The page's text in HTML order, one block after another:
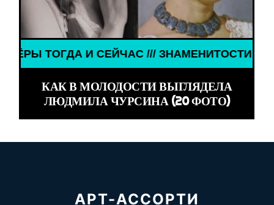
И СЕЙЧАС /// ЗНАМЕНИТОСТИ /// АКТЁРЫ
КАК В МОЛОДОСТИ ВЫГЛЯДЕЛА
ЛЮДМИЛА ЧУРСИНА (20 ФОТО)
АРТ-АССОРТИ